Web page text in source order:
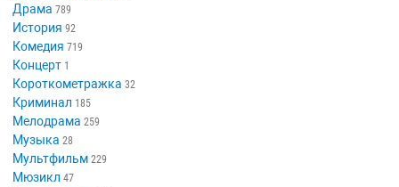
Драма 789
История 92
Комедия 719
Концерт 1
Короткометражка 32
Криминал 185
Мелодрама 259
Музыка 28
Мультфильм 229
Мюзикл 47